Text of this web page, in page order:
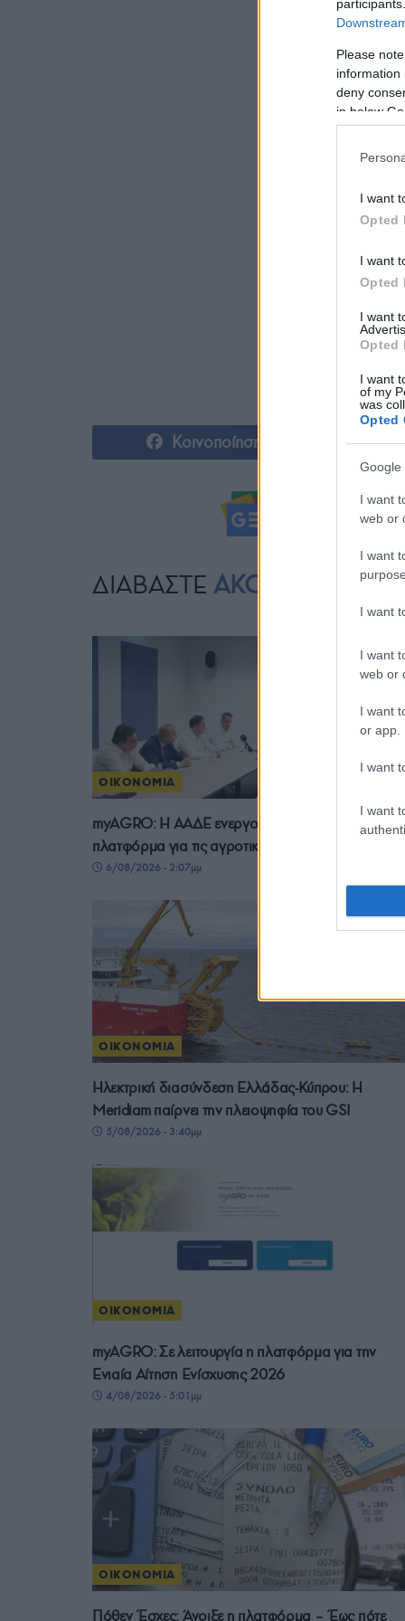
Please
information
deny
in below
I want
Opted
I want
Opted
I want
Opted
I want
of my
was
Opted
Google
I want
web or
I want
I want
I want
web or
I want
or app.
I want
I want
Κοινοποίηση
ΔΙΑΒΑΣΤΕ ΑΚΟΜΗ
ΟΙΚΟΝΟΜΙΑ
myAGRO: Η ΑΑΔΕ ενεργοποίησε την ψηφιακή
πλατφόρμα για τις αγροτικές επιδοτήσεις του 2026
6/08/2026 - 2:07μμ
ΟΙΚΟΝΟΜΙΑ
Ηλεκτρική διασύνδεση Ελλάδας-Κύπρου: Η
Meridiam παίρνει την πλειοψηφία του GSI
5/08/2026 - 3:40μμ
ΟΙΚΟΝΟΜΙΑ
myAGRO: Σε λειτουργία η πλατφόρμα για την
Ενιαία Αίτηση Ενίσχυσης 2026
4/08/2026 - 5:01μμ
ΟΙΚΟΝΟΜΙΑ
Πόθεν Έσχες: Άνοιξε η πλατφόρμα – Έως πότε